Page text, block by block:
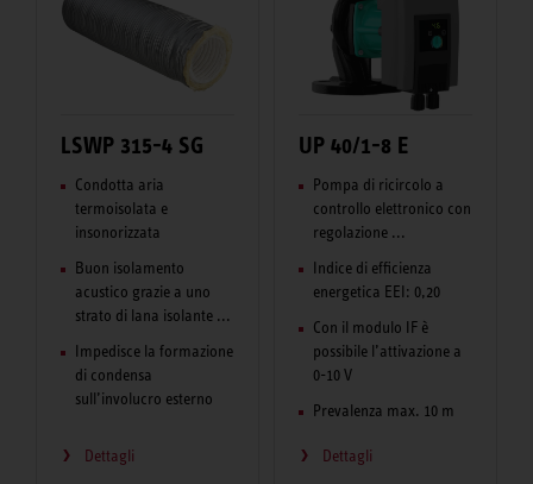
LSWP 315-4 SG
Condotta aria
termoisolata e
insonorizzata
Buon isolamento
acustico grazie a uno
strato di lana isolante ...
Impedisce la formazione
di condensa
sull’involucro esterno
Dettagli
UP 40/1-8 E
Pompa di ricircolo a
controllo elettronico con
regolazione ...
Indice di efficienza
energetica EEI: 0,20
Con il modulo IF è
possibile l’attivazione a
0-10 V
Prevalenza max. 10 m
Dettagli